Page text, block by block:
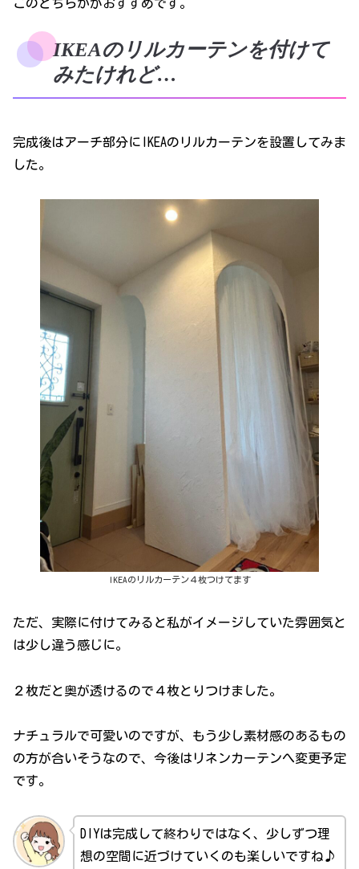
このどちらかがおすすめです。
IKEAのリルカーテンを付けて
みたけれど…
完成後はアーチ部分にIKEAのリルカーテンを設置してみま
した。
IKEAのリルカーテン４枚つけてます
ただ、実際に付けてみると私がイメージしていた雰囲気と
は少し違う感じに。
２枚だと奥が透けるので４枚とりつけました。
ナチュラルで可愛いのですが、もう少し素材感のあるもの
の方が合いそうなので、今後はリネンカーテンへ変更予定
です。
DIYは完成して終わりではなく、少しずつ理
想の空間に近づけていくのも楽しいですね♪